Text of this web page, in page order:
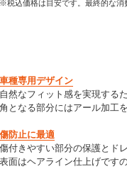
※税込価格は目安です。最終的な消
車種専用デザイン
自然なフィット感を実現する
角となる部分にはアール加工
傷防止に最適
傷付きやすい部分の保護とド
表面はヘアライン仕上げです